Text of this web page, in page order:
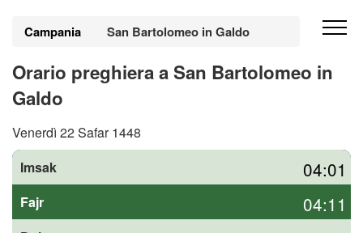
Campania San Bartolomeo in Galdo
Orario preghiera a San Bartolomeo in
Galdo
Venerdì 22 Safar 1448
Imsak
04:01
Fajr 04:11